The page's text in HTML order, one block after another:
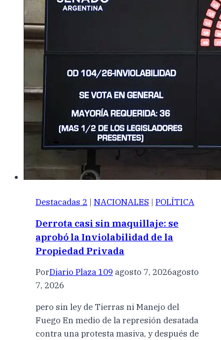
Destacadas 2 | NACIONALES | POLÍTICA
Derrota casi sin maquillaje: se
aprobó la Inviolabilidad de la
Propiedad Privada
PorDiario Plaza 109 agosto 7, 2026agosto
7, 2026
pero sin ley de Tierras ni Manejo del
Fuego En medio de la represión desatada
contra una protesta masiva, y después de